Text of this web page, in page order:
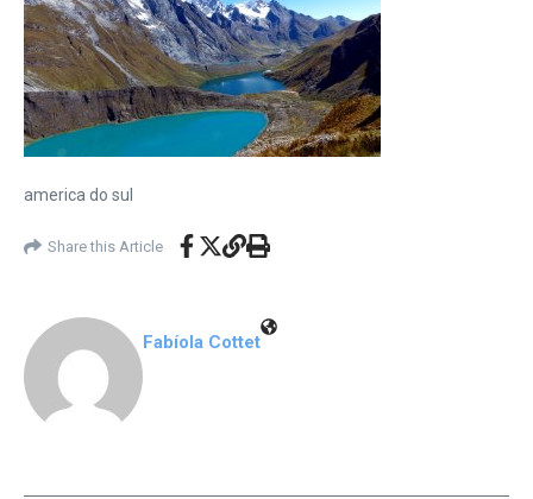
america do sul
Share this Article
Fabíola Cottet